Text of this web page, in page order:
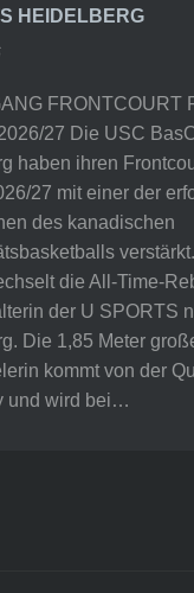
HEIDELBERG
FRONTCOURT
27 Die USC
haben ihren
27 mit einer der
des kanadischen
die All-Time-
der U SPORTS
Die 1,85 Meter
kommt von der
und wird bei…